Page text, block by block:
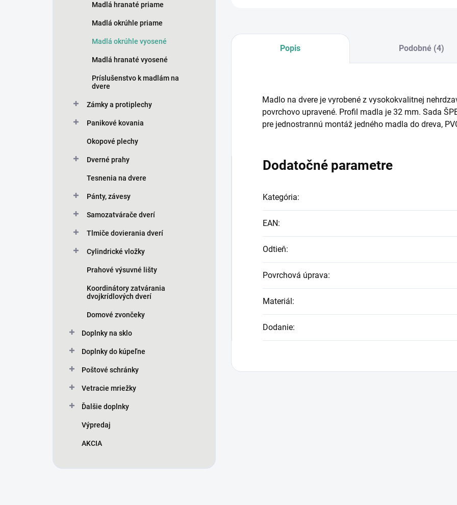
Madlá hranaté priame
Madlá okrúhle priame
Madlá okrúhle vyosené
Madlá hranaté vyosené
Príslušenstvo k madlám na
dvere
Zámky a protiplechy
Panikové kovania
Okopové plechy
Dverné prahy
Tesnenia na dvere
Pánty, závesy
Samozatvárače dverí
Tlmiče dovierania dverí
Cylindrické vložky
Prahové výsuvné lišty
Koordinátory zatvárania
dvojkrídlových dverí
Domové zvončeky
Doplnky na sklo
Doplnky do kúpeľne
Poštové schránky
Vetracie mriežky
Ďalšie doplnky
Výpredaj
AKCIA
Popis Podobné (4)
Madlo na dvere je vyrobené z vysokokvalitnej
povrchovo upravené. Profil madla je 32 mm. Sada
pre jednostrannú montáž jedného madla do dreva,
Dodatočné parametre
Kategória:
EAN:
Odtieň:
Povrchová úprava:
Materiál:
Dodanie: